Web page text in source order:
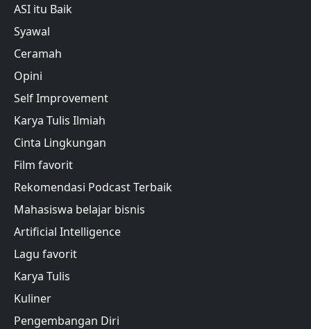
ASI itu Baik
Syawal
Ceramah
Opini
Self Improvement
Karya Tulis Ilmiah
Cinta Lingkungan
Film favorit
Rekomendasi Podcast Terbaik
Mahasiswa belajar bisnis
Artificial Intelligence
Lagu favorit
Karya Tulis
Kuliner
Pengembangan Diri